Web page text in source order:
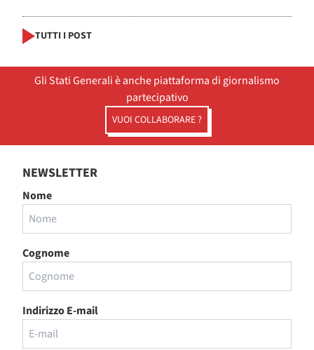
TUTTI I POST
Gli Stati Generali è anche piattaforma di giornalismo
partecipativo
VUOI COLLABORARE ?
NEWSLETTER
Nome
Cognome
Indirizzo E-mail